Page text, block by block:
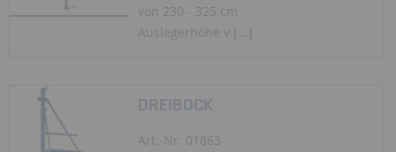
von 230 - 325 cm
Auslegerhöhe v [...]
DREIBOCK
Art.-Nr. 01863